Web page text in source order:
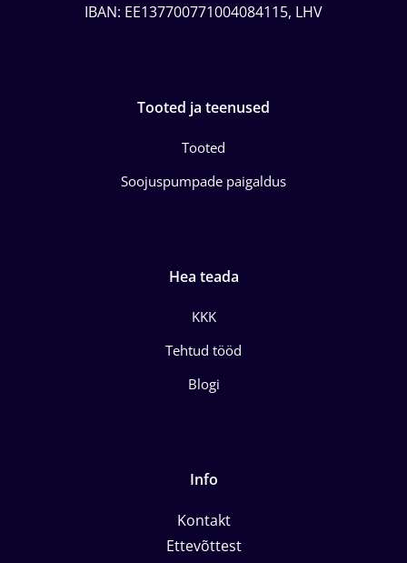
IBAN: EE137700771004084115, LHV
Tooted ja teenused
Tooted
Soojuspumpade paigaldus
Hea teada
KKK
Tehtud tööd
Blogi
Info
Kontakt
Ettevõttest